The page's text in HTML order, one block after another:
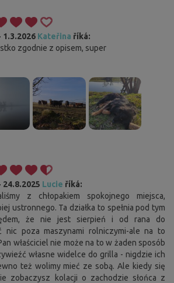
1.3.2026 Kateřina říká:
zgodnie z opisem, super
24.8.2025 Lucie říká:
z chłopakiem spokojnego miejsca,
ustronnego. Ta działka to spełnia pod tym
że nie jest sierpień i od rana do
nic poza maszynami rolniczymi-ale na to
właściciel nie może na to w żaden sposób
własne widelce do grilla - nigdzie ich
też wolimy mieć ze sobą. Ale kiedy się
zobaczysz kolacji o zachodzie słońca z